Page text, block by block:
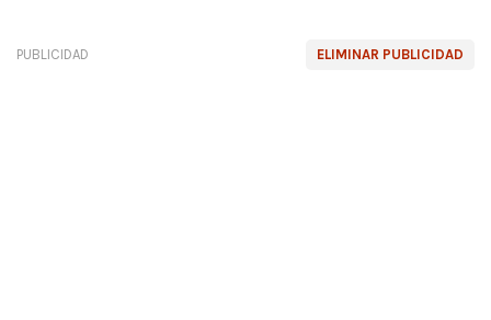
ELIMINAR PUBLICIDAD
PUBLICIDAD